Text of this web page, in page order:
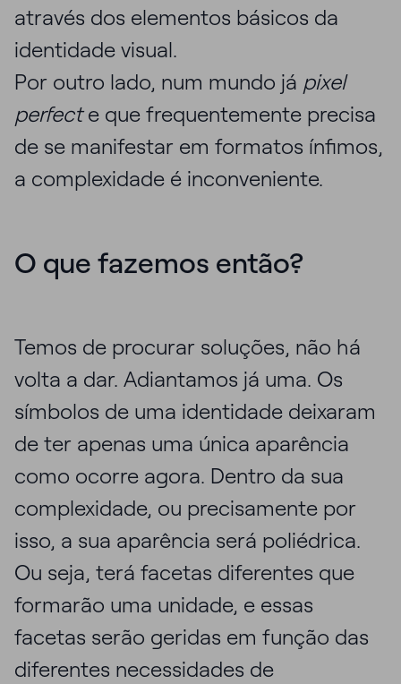
através dos elementos básicos da
identidade visual.
Por outro lado, num mundo já pixel
perfecte que frequentemente precisa
de se manifestar em formatos ínfimos,
a complexidade é inconveniente.
O que fazemos então?
Temos de procurar soluções, não há
volta a dar. Adiantamos já uma. Os
símbolos de uma identidade deixaram
de ter apenas uma única aparência
como ocorre agora. Dentro da sua
complexidade, ou precisamente por
isso, a sua aparência será poliédrica.
Ou seja, terá facetas diferentes que
formarão uma unidade, e essas
facetas serão geridas em função das
diferentes necessidades de